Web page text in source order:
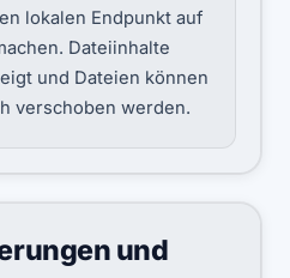
lokalen Endpunkt auf
Dateiinhalte
und Dateien können
verschoben werden.
und